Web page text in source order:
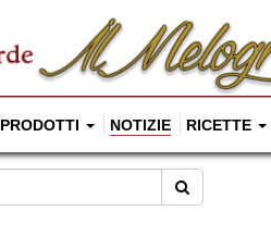
PRODOTTI NOTIZIE RICETTE